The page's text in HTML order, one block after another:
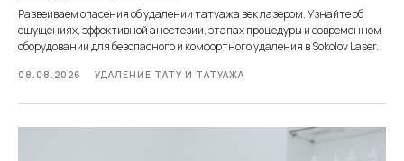
Развеиваем опасения об удалении татуажа век лазером. Узнайте об
ощущениях, эффективной анестезии, этапах процедуры и современном
оборудовании для безопасного и комфортного удаления в Sokolov Laser.
08.08.2026 УДАЛЕНИЕ ТАТУ И ТАТУАЖА